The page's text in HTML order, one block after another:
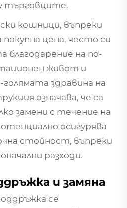
търговците.
кошници, въпреки
цена, често си
благодарение на по-
живот и
здравина на
означава, че са
замени с течение на
осигурява
стойност, въпреки
разходи.
и замяна
се